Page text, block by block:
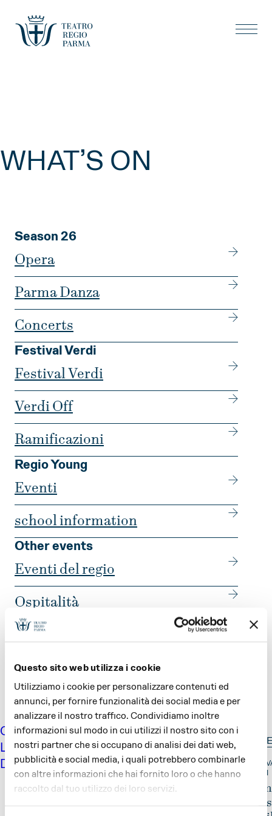
Questo sito web utilizza i cookie
Utilizziamo i cookie per personalizzare contenuti ed
annunci, per fornire funzionalità dei social media e per
analizzare il nostro traffico. Condividiamo inoltre
informazioni sul modo in cui utilizzi il nostro sito con i
nostri partner che si occupano di analisi dei dati web,
pubblicità e social media, i quali potrebbero combinarle
con altre informazioni che hai fornito loro o che hanno
raccolto dal tuo utilizzo dei loro servizi.
WHAT’S ON
Season 26
Opera
Parma Danza
Concerts
Festival Verdi
Festival Verdi
Verdi Off
Ramificazioni
Regio Young
Eventi
school information
Other events
Eventi del regio
Ospitalità
Share
CA
LEN
DARIO
10 SEP
FESTIVAL
VERDI
Il
Coro
12 SEP
FESTIVAL
VERDI
Prima
che si
19 SEP
VERDI OFF
VERDI
PARADE
20
VERDI
che